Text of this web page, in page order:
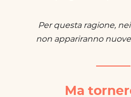
Per questa ragione,
non appariranno
Ma